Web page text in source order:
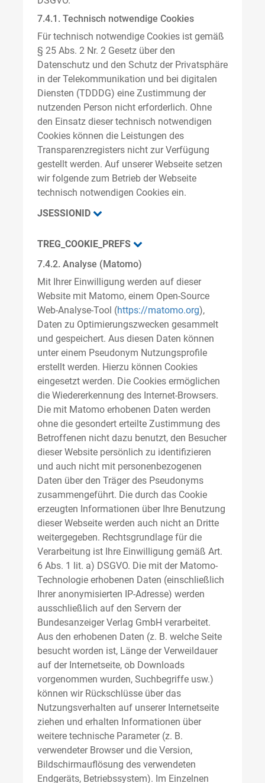
7.4.1. Technisch notwendige Cookies
Für technisch notwendige Cookies ist gemäß
§ 25 Abs. 2 Nr. 2 Gesetz über den
Datenschutz und den Schutz der Privatsphäre
in der Telekommunikation und bei digitalen
Diensten (TDDDG) eine Zustimmung der
nutzenden Person nicht erforderlich. Ohne
den Einsatz dieser technisch notwendigen
Cookies können die Leistungen des
Transparenzregisters nicht zur Verfügung
gestellt werden. Auf unserer Webseite setzen
wir folgende zum Betrieb der Webseite
technisch notwendigen Cookies ein.
JSESSIONID
TREG_COOKIE_PREFS
7.4.2. Analyse (Matomo)
Mit Ihrer Einwilligung werden auf dieser
Website mit Matomo, einem Open-Source
Web-Analyse-Tool (https://matomo.org),
Daten zu Optimierungszwecken gesammelt
und gespeichert. Aus diesen Daten können
unter einem Pseudonym Nutzungsprofile
erstellt werden. Hierzu können Cookies
eingesetzt werden. Die Cookies ermöglichen
die Wiedererkennung des Internet-Browsers.
Die mit Matomo erhobenen Daten werden
ohne die gesondert erteilte Zustimmung des
Betroffenen nicht dazu benutzt, den Besucher
dieser Website persönlich zu identifizieren
und auch nicht mit personenbezogenen
Daten über den Träger des Pseudonyms
zusammengeführt. Die durch das Cookie
erzeugten Informationen über Ihre Benutzung
dieser Webseite werden auch nicht an Dritte
weitergegeben. Rechtsgrundlage für die
Verarbeitung ist Ihre Einwilligung gemäß Art.
6 Abs. 1 lit. a) DSGVO. Die mit der Matomo-
Technologie erhobenen Daten (einschließlich
Ihrer anonymisierten IP-Adresse) werden
ausschließlich auf den Servern der
Bundesanzeiger Verlag GmbH verarbeitet.
Aus den erhobenen Daten (z. B. welche Seite
besucht worden ist, Länge der Verweildauer
auf der Internetseite, ob Downloads
vorgenommen wurden, Suchbegriffe usw.)
können wir Rückschlüsse über das
Nutzungsverhalten auf unserer Internetseite
ziehen und erhalten Informationen über
weitere technische Parameter (z. B.
verwendeter Browser und die Version,
Bildschirmauflösung des verwendeten
Endgeräts, Betriebssystem). Im Einzelnen